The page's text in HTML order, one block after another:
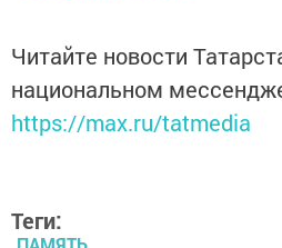
Читайте новости
национальном
https://max.ru/tatmedia
Теги: